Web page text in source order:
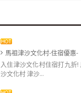
馬祖津沙文化村-住宿優惠-
入住津沙文化村住宿打九
沙文化村 津沙...